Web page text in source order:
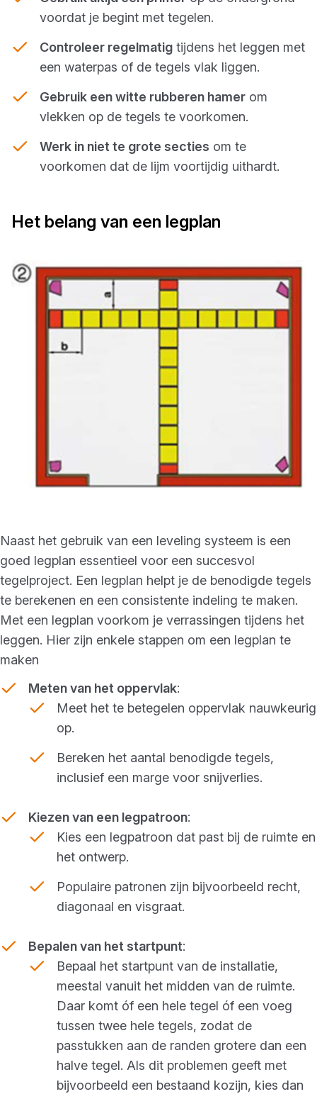
voordat je begint met tegelen.
Controleer regelmatig tijdens het leggen met
een waterpas of de tegels vlak liggen.
Gebruik een witte rubberen hamer om
vlekken op de tegels te voorkomen.
Werk in niet te grote secties om te
voorkomen dat de lijm voortijdig uithardt.
Het belang van een legplan
Naast het gebruik van een leveling systeem is een
goed legplan essentieel voor een succesvol
tegelproject. Een legplan helpt je de benodigde tegels
te berekenen en een consistente indeling te maken.
Met een legplan voorkom je verrassingen tijdens het
leggen. Hier zijn enkele stappen om een legplan te
maken
Meten van het oppervlak:
Meet het te betegelen oppervlak nauwkeurig
op.
Bereken het aantal benodigde tegels,
inclusief een marge voor snijverlies.
Kiezen van een legpatroon:
Kies een legpatroon dat past bij de ruimte en
het ontwerp.
Populaire patronen zijn bijvoorbeeld recht,
diagonaal en visgraat.
Bepalen van het startpunt:
Bepaal het startpunt van de installatie,
meestal vanuit het midden van de ruimte.
Daar komt óf een hele tegel óf een voeg
tussen twee hele tegels, zodat de
passtukken aan de randen grotere dan een
halve tegel. Als dit problemen geeft met
bijvoorbeeld een bestaand kozijn, kies dan